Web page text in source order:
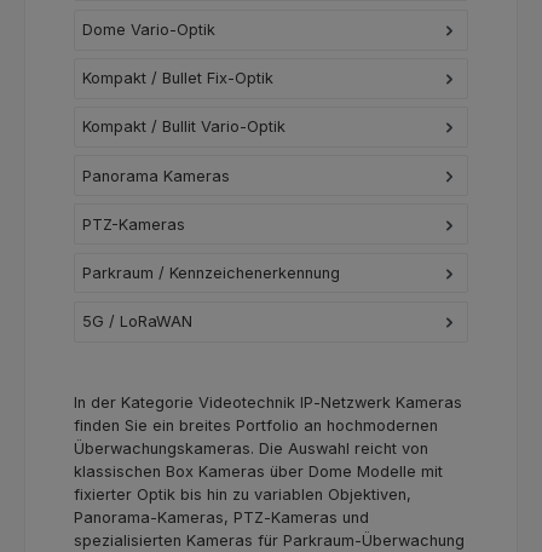
Dome Vario-Optik
Kompakt / Bullet Fix-Optik
Kompakt / Bullit Vario-Optik
Panorama Kameras
PTZ-Kameras
Parkraum / Kennzeichenerkennung
5G / LoRaWAN
In der Kategorie Videotechnik IP‑Netzwerk Kameras
finden Sie ein breites Portfolio an hochmodernen
Überwachungskameras. Die Auswahl reicht von
klassischen Box Kameras über Dome Modelle mit
fixierter Optik bis hin zu variablen Objektiven,
Panorama‑Kameras, PTZ‑Kameras und
spezialisierten Kameras für Parkraum‑Überwachung